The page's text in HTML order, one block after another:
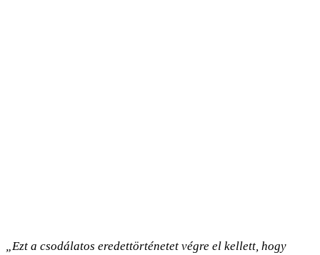
„Ezt a csodálatos eredettörténetet végre el kellett, hogy